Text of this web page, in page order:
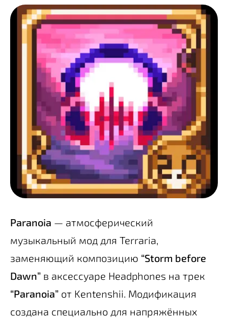
Paranoia — атмосферический
музыкальный мод для Terraria,
заменяющий композицию “Storm before
Dawn” в аксессуаре Headphones на трек
“Paranoia” от Kentenshii. Модификация
создана специально для напряжённых